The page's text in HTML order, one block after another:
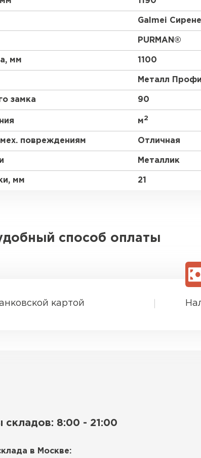
Galmei
PURMAN®
мм 1100
Металл
замка 90
м2
повреждениям Отличная
Металлик
мм 21
способ оплаты
картой
складов: 8:00 - 21:00
в Москве: